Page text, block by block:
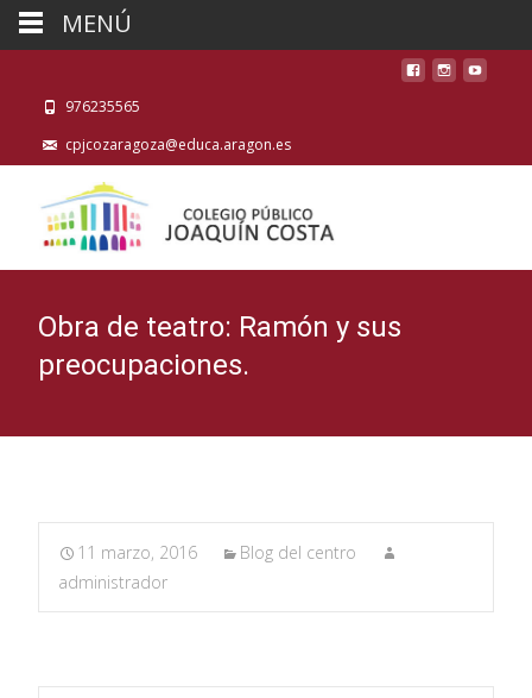
976235565
cpjcozaragoza@educa.aragon.es
Obra de teatro: Ramón y sus
preocupaciones.
11 marzo, 2016
Blog del centro
administrador
MENÚ